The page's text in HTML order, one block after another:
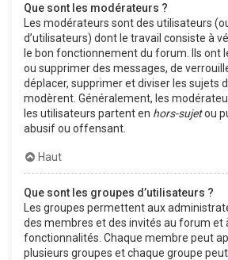
Que sont les modérateurs ?
Les modérateurs sont des utilisateurs
d’utilisateurs) dont le travail consiste à
le bon fonctionnement du forum. Ils ont
ou supprimer des messages, de
déplacer, supprimer et diviser les sujets
modèrent. Généralement, les
les utilisateurs partent en hors-sujetou
abusif ou offensant.
Haut
Que sont les groupes d’utilisateurs ?
Les groupes permettent aux
des membres et des invités au forum et
fonctionnalités. Chaque membre peut
plusieurs groupes et chaque groupe